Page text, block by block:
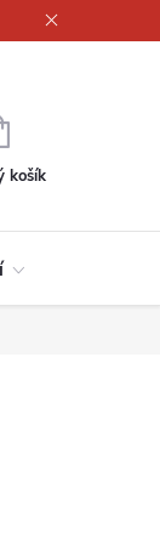
NÁKUPNÍ
KOŠÍK
košík